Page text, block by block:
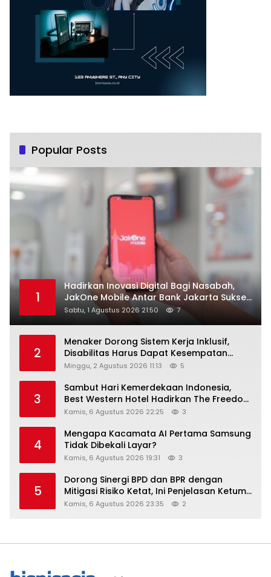
Popular Posts
1
Hadirkan Inovasi Digital Bagi Nasabah,
JakOne Mobile Antar Bank Jakarta Sukses
Raih Digital Excellence Awards 2026
Sabtu, 1 Agustus 2026 21:50 7
2
Menaker Dorong Sistem Kerja Inklusif,
Disabilitas Harus Dapat Kesempatan
Setara
Minggu, 2 Agustus 2026 11:13 5
3
Sambut Hari Kemerdekaan Indonesia,
Best Western Hotel Hadirkan The Freedom
Stay Diskon Hingga 45%
Kamis, 6 Agustus 2026 22:25 3
4
Mengapa Kacamata AI Pertama Samsung
Tidak Dibekali Layar?
Kamis, 6 Agustus 2026 19:31 3
5
Dorong Sinergi BPD dan BPR dengan
Mitigasi Risiko Ketat, Ini Penjelasan Ketum
Asbanda
Kamis, 6 Agustus 2026 23:35 2